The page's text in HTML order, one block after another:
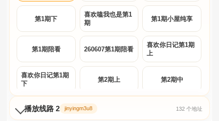
第1期下
喜欢嗑我也是第1
期
第1期小屋纯享
第1期陪看 260607第1期陪看
喜欢你日记第1期
上
喜欢你日记第1期
下
第2期上 第2期中
第2期小屋纯享上 第2期小屋纯享中 第3期超长抢先
播放线路 2 jinyingm3u8 132 个地址